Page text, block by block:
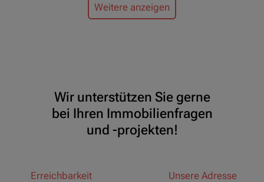
Weitere anzeigen
Wir unterstützen Sie gerne
bei Ihren Immobilienfragen
und -projekten!
Erreichbarkeit Unsere Adresse